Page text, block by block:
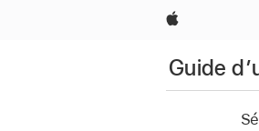
Apple
Guide